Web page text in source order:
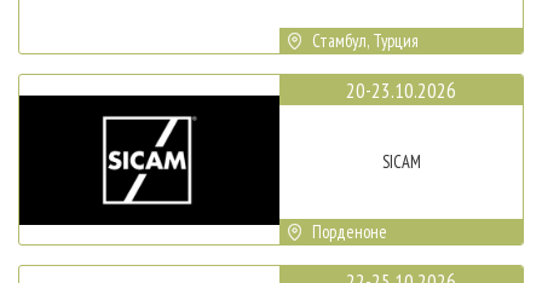
Стамбул, Турция
20-23.10.2026
SICAM
Порденоне